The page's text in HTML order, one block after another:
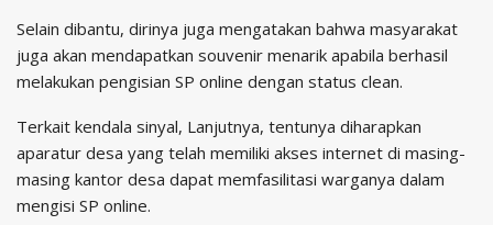
Selain dibantu, dirinya juga mengatakan bahwa masyarakat
juga akan mendapatkan souvenir menarik apabila berhasil
melakukan pengisian SP online dengan status clean.
Terkait kendala sinyal, Lanjutnya, tentunya diharapkan
aparatur desa yang telah memiliki akses internet di masing-
masing kantor desa dapat memfasilitasi warganya dalam
mengisi SP online.